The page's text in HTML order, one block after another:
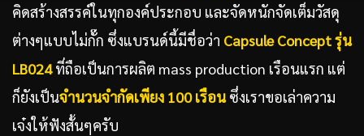
คิดสร้างสรรค์ในทุกองค์ประกอบ และจัดหนักจัดเต็มวัสดุ
ต่างๆแบบไม่กั๊ก ซึ่งแบรนด์นี้มีชื่อว่า Capsule Conceptรุ่น
LB024ที่ถือเป็นการผลิต mass production เรือนแรก แต่
ก็ยังเป็นจำนวนจำกัดเพียง 100 เรือนซึ่งเราขอเล่าความ
เจ๋งให้ฟังสั้นๆครับ